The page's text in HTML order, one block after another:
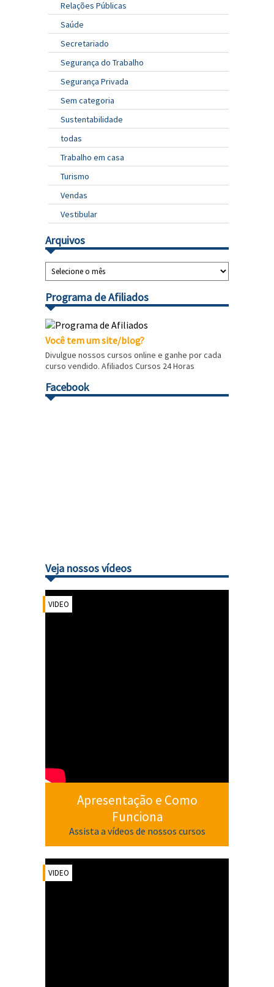
Relações Públicas
Saúde
Secretariado
Segurança do Trabalho
Segurança Privada
Sem categoria
Sustentabilidade
todas
Trabalho em casa
Turismo
Vendas
Vestibular
Arquivos
Programa de Afiliados
Você tem um site/blog?
Divulgue nossos cursos online e ganhe por cada
curso vendido. Afiliados Cursos 24 Horas
Facebook
Veja nossos vídeos
VIDEO
Apresentação e Como
Funciona
Assista a vídeos de nossos cursos
VIDEO